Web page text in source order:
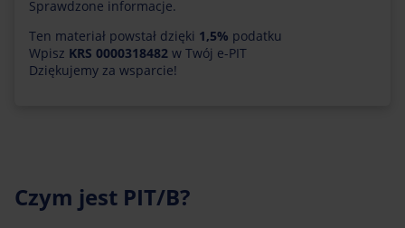
Sprawdzone informacje.
Ten materiał powstał dzięki 1,5% podatku
Wpisz KRS 0000318482 w Twój e-PIT
Dziękujemy za wsparcie!
Czym jest PIT/B?